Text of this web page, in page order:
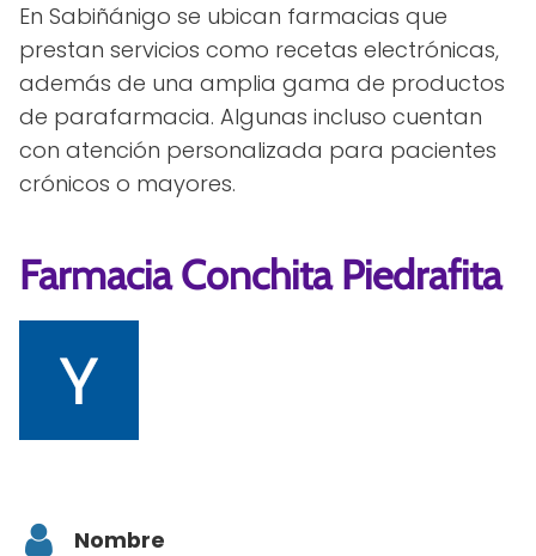
En Sabiñánigo se ubican farmacias que
prestan servicios como recetas electrónicas,
además de una amplia gama de productos
de parafarmacia. Algunas incluso cuentan
con atención personalizada para pacientes
crónicos o mayores.
Farmacia Conchita Piedrafita
Nombre